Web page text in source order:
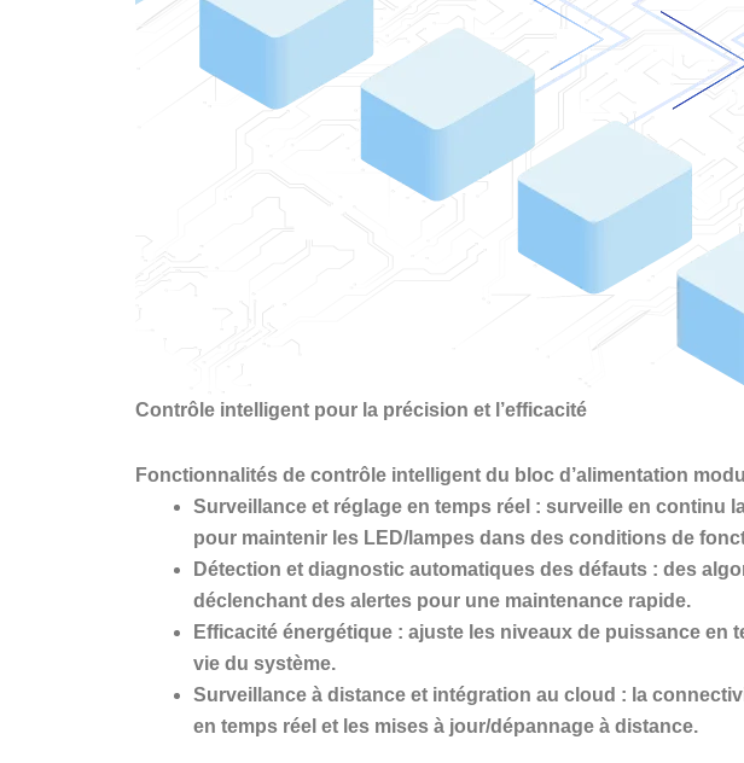
Contrôle intelligent pour la précision et l’efficacité
Fonctionnalités de contrôle intelligent du bloc d’alimentation
Surveillance et réglage en temps réel : surveille en continu
pour maintenir les LED/lampes dans des conditions de
Détection et diagnostic automatiques des défauts : des
déclenchant des alertes pour une maintenance rapide.
Efficacité énergétique : ajuste les niveaux de puissance en
vie du système.
Surveillance à distance et intégration au cloud : la
en temps réel et les mises à jour/dépannage à distance.